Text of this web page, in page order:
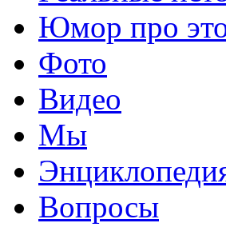
Юмор про
Фото
Видео
Мы
Вопросы